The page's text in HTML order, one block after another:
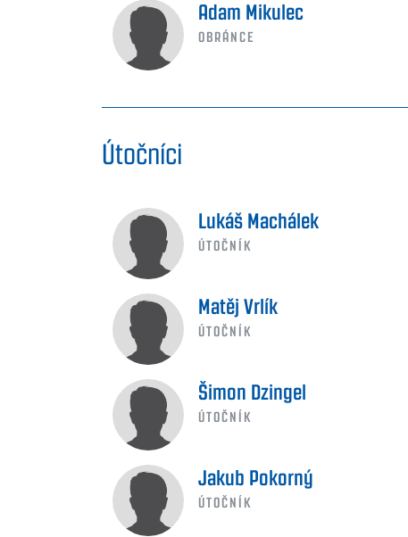
Adam Mikulec
OBRÁNCE
Útočníci
Lukáš Machálek
ÚTOČNÍK
Matěj Vrlík
ÚTOČNÍK
Šimon Dzingel
ÚTOČNÍK
Jakub Pokorný
ÚTOČNÍK